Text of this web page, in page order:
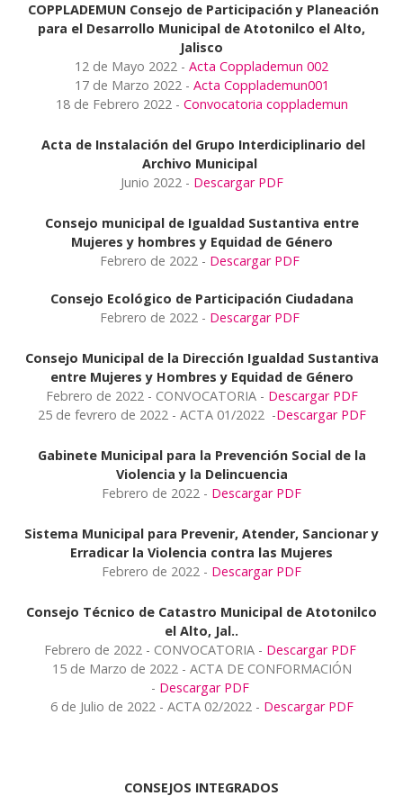
COPPLADEMUN Consejo de Participación y Planeación
para el Desarrollo Municipal de Atotonilco el Alto,
Jalisco
12 de Mayo 2022 - Acta Copplademun 002
17 de Marzo 2022 - Acta Copplademun001
18 de Febrero 2022 - Convocatoria copplademun
Acta de Instalación del Grupo Interdiciplinario del
Archivo Municipal
Junio 2022 - Descargar PDF
Consejo municipal de Igualdad Sustantiva entre
Mujeres y hombres y Equidad de Género
Febrero de 2022 - Descargar PDF
Consejo Ecológico de Participación Ciudadana
Febrero de 2022 - Descargar PDF
Consejo Municipal de la Dirección Igualdad Sustantiva
entre Mujeres y Hombres y Equidad de Género
Febrero de 2022 - CONVOCATORIA - Descargar PDF
25 de fevrero de 2022 - ACTA 01/2022 -Descargar PDF
Gabinete Municipal para la Prevención Social de la
Violencia y la Delincuencia
Febrero de 2022 - Descargar PDF
Sistema Municipal para Prevenir, Atender, Sancionar y
Erradicar la Violencia contra las Mujeres
Febrero de 2022 - Descargar PDF
Consejo Técnico de Catastro Municipal de Atotonilco
el Alto, Jal..
Febrero de 2022 - CONVOCATORIA - Descargar PDF
15 de Marzo de 2022 - ACTA DE CONFORMACIÓN
- Descargar PDF
6 de Julio de 2022 - ACTA 02/2022 - Descargar PDF
CONSEJOS INTEGRADOS